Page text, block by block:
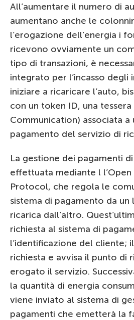
All’aumentare il numero di
aumentano anche le
l’erogazione dell’energia i
ricevono ovviamente un
tipo di transazioni, è
integrato per l’incasso degli
iniziare a ricaricare l’auto,
con un token ID, una
Communication) associata
pagamento del servizio di
La gestione dei pagamenti
effettuata mediante l l’Open
Protocol, che regola le
sistema di pagamento da
ricarica dall’altro.
richiesta al sistema di
l’identificazione del cliente;
richiesta e avvisa il punto di
erogato il servizio.
la quantità di energia
viene inviato al sistema di
pagamenti che emetterà la